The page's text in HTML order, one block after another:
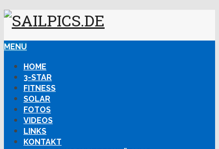
MENU
HOME
3-STAR
FITNESS
SOLAR
FOTOS
VIDEOS
LINKS
KONTAKT